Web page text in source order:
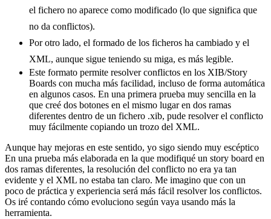
el fichero no aparece como modificado (lo que significa que
no da conflictos).
Por otro lado, el formado de los ficheros ha cambiado y el
XML, aunque sigue teniendo su miga, es más legible.
Este formato permite resolver conflictos en los XIB/Story
Boards con mucha más facilidad, incluso de forma automática
en algunos casos. En una primera prueba muy sencilla en la
que creé dos botones en el mismo lugar en dos ramas
diferentes dentro de un fichero .xib, pude resolver el conflicto
muy fácilmente copiando un trozo del XML.
Aunque hay mejoras en este sentido, yo sigo siendo muy escéptico
En una prueba más elaborada en la que modifiqué un story board en
dos ramas diferentes, la resolución del conflicto no era ya tan
evidente y el XML no estaba tan claro. Me imagino que con un
poco de práctica y experiencia será más fácil resolver los conflictos.
Os iré contando cómo evoluciono según vaya usando más la
herramienta.